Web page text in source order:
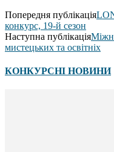
Попередня публікація
конкурс, 19-й сезон
Наступна публікація
мистецьких та освітніх
КОНКУРСНІ НОВИНИ